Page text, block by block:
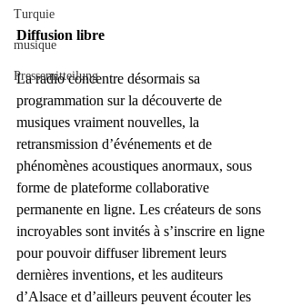
Turquie
musique
Pressemitteilung
Diffusion libre
La radio concentre désormais sa
programmation sur la découverte de
musiques vraiment nouvelles, la
retransmission d’événements et de
phénomènes acoustiques anormaux, sous
forme de plateforme collaborative
permanente en ligne. Les créateurs de sons
incroyables sont invités à s’inscrire en ligne
pour pouvoir diffuser librement leurs
dernières inventions, et les auditeurs
d’Alsace et d’ailleurs peuvent écouter les